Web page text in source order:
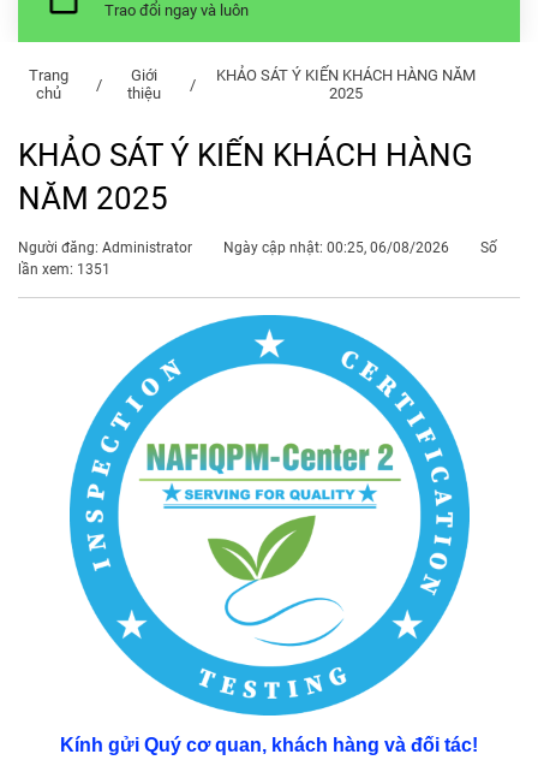
Trao đổi ngay và luôn
Trang
chủ
Giới
thiệu
KHẢO SÁT Ý KIẾN KHÁCH HÀNG NĂM
2025
KHẢO SÁT Ý KIẾN KHÁCH HÀNG
NĂM 2025
Người đăng: Administrator Ngày cập nhật: 00:25, 06/08/2026
Số
lần xem: 1351
Kính gửi Quý cơ quan, khách hàng và đối tác!